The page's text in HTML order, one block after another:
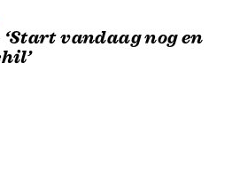
vandaag nog en